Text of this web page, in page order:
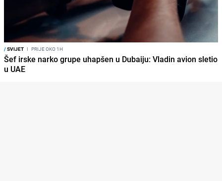
/SVIJET I PRIJE OKO 1H
Šef irske narko grupe uhapšen u Dubaiju: Vladin avion sletio
u UAE